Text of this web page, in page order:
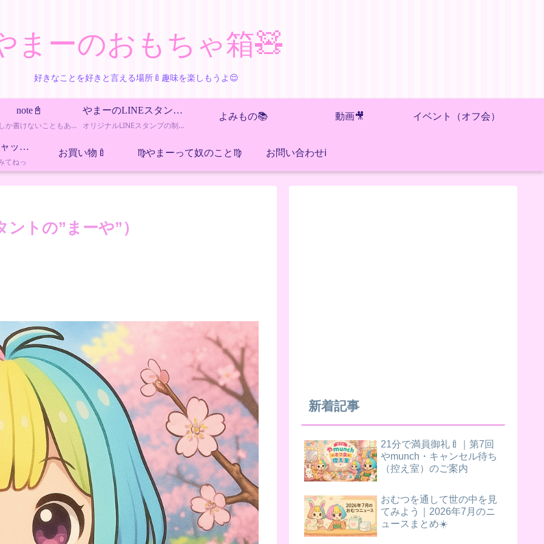
まーのおもちゃ箱🧸
好きなことを好きと言える場所🍼趣味を楽しもうよ😌
note📓
noteにしか書けないこともあるので、ちょっとエッチなカテゴリー
やまーのLINEスタンプ工房
オリジナルLINEスタンプの制作・販売記録をまとめたカテゴリーです。新作情報や制作の裏話も更新しています。
よみもの📚 動画🎥 イベント（オフ会）
８ちゃんねる（チャット）
てねっ
お買い物🍼 ♍️やまーって奴のこと♍️ お問い合わせℹ️
トの”まーや”）
新着記事
21分で満員御礼🍼｜第7回
やmunch・キャンセル待ち
（控え室）のご案内
おむつを通して世の中を見
てみよう｜2026年7月のニ
ュースまとめ☀️